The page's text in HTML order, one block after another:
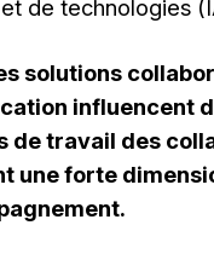
de technologies
solutions
influencent
de travail des
une forte